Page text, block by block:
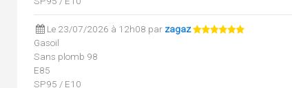
Le 23/07/2026 à 12h08 par zagaz
Gasoil
Sans plomb 98
E85
SP95 / E10